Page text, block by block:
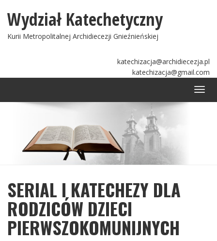
Wydział Katechetyczny
Kurii Metropolitalnej Archidiecezji Gnieźnieńskiej
katechizacja@archidiecezja.pl
katechizacja@gmail.com
SERIAL I KATECHEZY DLA
RODZICÓW DZIECI
PIERWSZOKOMUNIJNYCH